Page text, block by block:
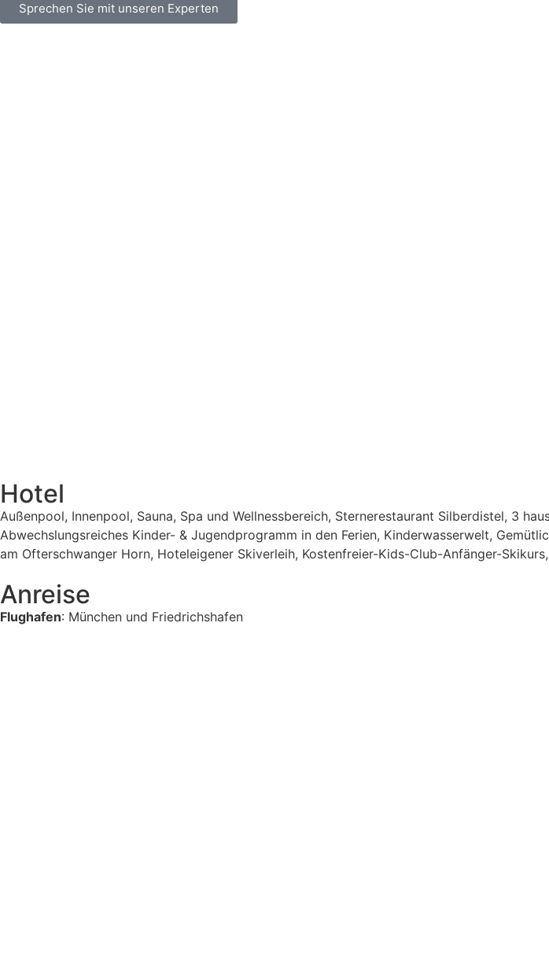
Sprechen Sie mit unseren Experten
Hotel
Außenpool, Innenpool, Sauna, Spa und Wellnessbereich, Sternerestaurant Silberdistel, 3
Abwechslungsreiches Kinder- & Jugendprogramm in den Ferien, Kinderwasserwelt,
am Ofterschwanger Horn, Hoteleigener Skiverleih, Kostenfreier-Kids-Club-Anfänger-
Anreise
Flughafen: München und Friedrichshafen